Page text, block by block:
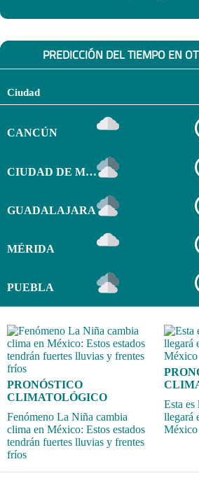
PREDICCIÓN DEL TIEMPO EN
Ciudad
CANCÚN
CIUDAD DE MÉXICO
GUADALAJARA
MÉRIDA
PUEBLA
PRONÓSTICO
CLIMATOLÓGICO
Fenómeno La Niña cambia
clima en México: Estos estados
tendrán fuertes lluvias y frentes
fríos
Esta
llegará
México